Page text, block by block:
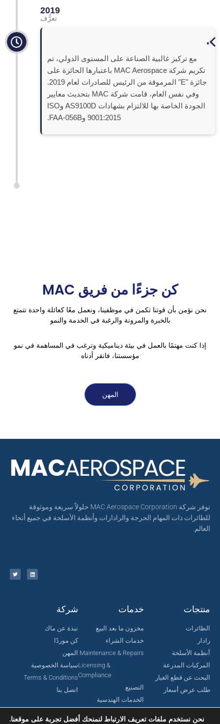
2019
تعرُّف
.
مع تركيز غالبية الصناعة على المستوى الدولي، تم
تكريم شركة MAC Aerospace باعتبارها الحائزة على
جائزة "E" المرموقة من الرئيس للصادرات لعام 2019.
وفي نفس العام، قامت شركة MAC بتحديث معايير
الجودة الخاصة بها للالتزام بشهادات AS9100D وISO
9001:2015 وFAA-056B.
كن جزءًا من فريق MAC
نحن نؤمن بأن قوتنا تكمن في موظفينا، ونعمل معًا كعائلة واحدة تتمتع
بالخبرة والمرونة والرغبة في الخدمة والنمو
إذا كنت مهتمًا بالعمل في بيئة ديناميكية وترغب في المساهمة في نمو
مؤسستنا، فانقر أدناه
المهن
توفر شركة MAC Aerospace Corporation حلولاً سريعة وموثوقة
للطائرات ذات المهام الحرجة والرادارات وأنظمة الأسلحة في جميع أنحاء
العالم.
منتجات
الطائرات
رادار
أنظمة الأسلحة
المركبات المدرعة
البحث عن قطع الغيار
طلب عرض أسعار
خدمات
مخزون ما بعد البيع
خدمات الشراء
Maintenance & Repairs
Licensing &
Compliance
التصنيع
الخدمات الهندسية
شركة
نبذة عن ماك
كن موردًا
المهن
سياسة الخصوصية
Terms & Conditions
اتصل بنا
نحن نستخدم ملفات تعريف الارتباط لنمنحك أفضل تجربة على موقعنا.